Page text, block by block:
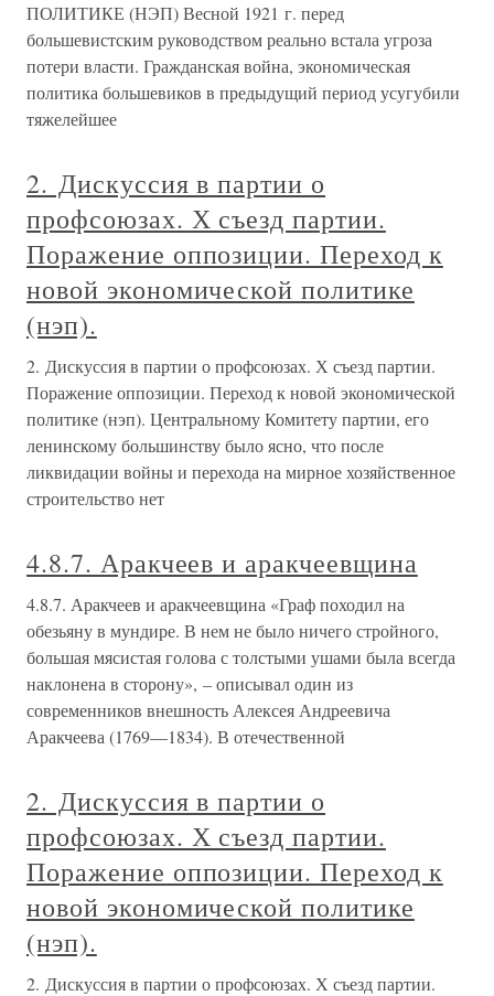
ПОЛИТИКЕ (НЭП) Весной 1921 г. перед
большевистским руководством реально встала угроза
потери власти. Гражданская война, экономическая
политика большевиков в предыдущий период усугубили
тяжелейшее
2. Дискуссия в партии о
профсоюзах. Х съезд партии.
Поражение оппозиции. Переход к
новой экономической политике
(нэп).
2. Дискуссия в партии о профсоюзах. Х съезд партии.
Поражение оппозиции. Переход к новой экономической
политике (нэп). Центральному Комитету партии, его
ленинскому большинству было ясно, что после
ликвидации войны и перехода на мирное хозяйственное
строительство нет
4.8.7. Аракчеев и аракчеевщина
4.8.7. Аракчеев и аракчеевщина «Граф походил на
обезьяну в мундире. В нем не было ничего стройного,
большая мясистая голова с толстыми ушами была всегда
наклонена в сторону», – описывал один из
современников внешность Алексея Андреевича
Аракчеева (1769—1834). В отечественной
2. Дискуссия в партии о
профсоюзах. Х съезд партии.
Поражение оппозиции. Переход к
новой экономической политике
(нэп).
2. Дискуссия в партии о профсоюзах. Х съезд партии.